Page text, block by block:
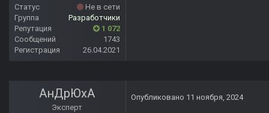
Статус
Не в сети
Группа
Разработчики
Репутация
1 072
Сообщений
1743
Регистрация
26.04.2021
АнДрЮхА
Эксперт
Опубликовано 11 ноября, 2024